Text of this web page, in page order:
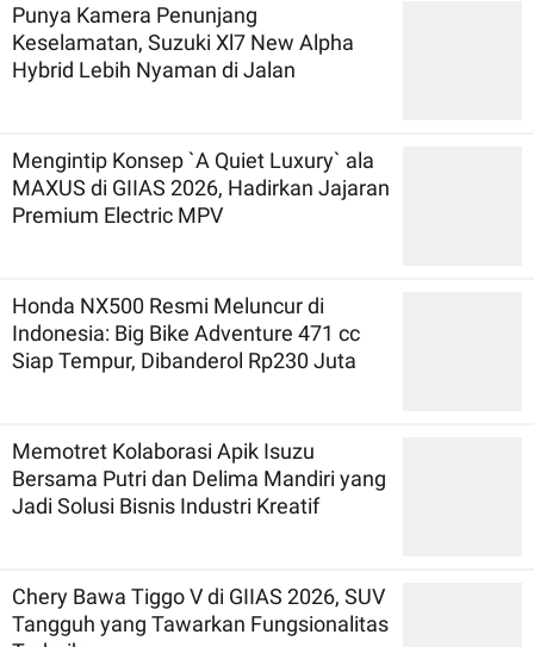
Punya Kamera Penunjang
Keselamatan, Suzuki Xl7 New Alpha
Hybrid Lebih Nyaman di Jalan
Mengintip Konsep `A Quiet Luxury` ala
MAXUS di GIIAS 2026, Hadirkan Jajaran
Premium Electric MPV
Honda NX500 Resmi Meluncur di
Indonesia: Big Bike Adventure 471 cc
Siap Tempur, Dibanderol Rp230 Juta
Memotret Kolaborasi Apik Isuzu
Bersama Putri dan Delima Mandiri yang
Jadi Solusi Bisnis Industri Kreatif
Chery Bawa Tiggo V di GIIAS 2026, SUV
Tangguh yang Tawarkan Fungsionalitas